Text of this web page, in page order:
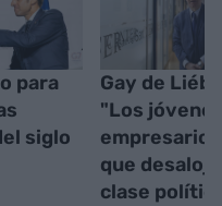
para
siglo
Gay de
"Los
que
clase